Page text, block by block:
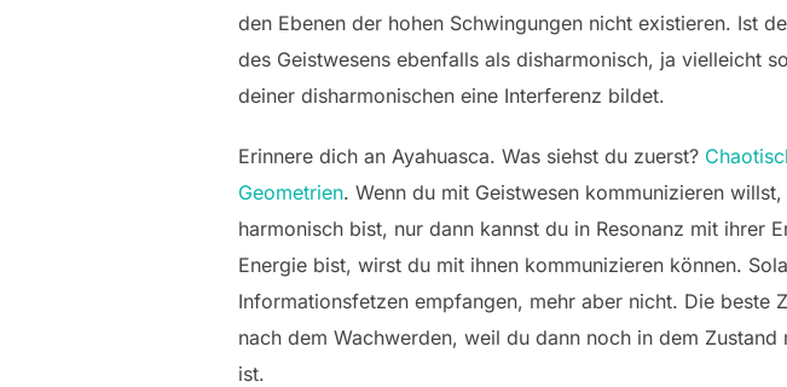
den Ebenen der hohen Schwingungen nicht existieren. Ist
des Geistwesens ebenfalls als disharmonisch, ja vielleicht
deiner disharmonischen eine Interferenz bildet.
Erinnere dich an Ayahuasca. Was siehst du zuerst?
Geometrien. Wenn du mit Geistwesen kommunizieren
harmonisch bist, nur dann kannst du in Resonanz mit ihrer
Energie bist, wirst du mit ihnen kommunizieren können.
Informationsfetzen empfangen, mehr aber nicht. Die beste
nach dem Wachwerden, weil du dann noch in dem
ist.